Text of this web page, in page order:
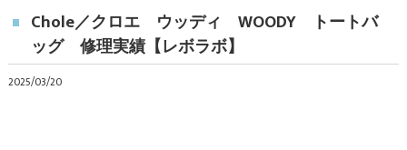
Chole／クロエ ウッディ WOODY トートバ
ッグ 修理実績【レボラボ】
2025/03/20